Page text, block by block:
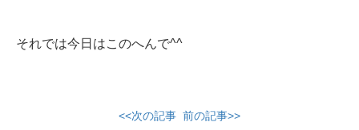
それでは今日はこのへんで^^
<<次の記事 前の記事>>